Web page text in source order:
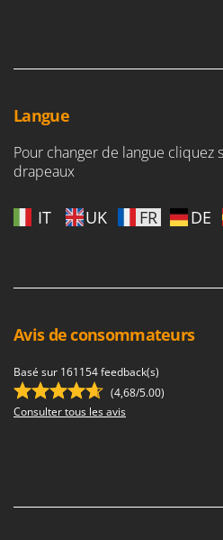
Langue
Pour changer de langue cliquez
drapeaux
IT UK FR DE
Avis de consommateurs
Basé sur 161154 feedback(s)
(4,68/5.00)
Consulter tous les avis